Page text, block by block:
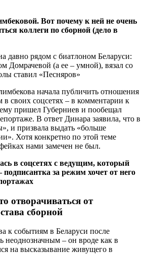
Вот почему к ней не очень
коллеги по сборной (дело в
начала публичить отношения
своих соцсетях – в комментарии к
пришел Губерниев и пообещал
В ответ Динара заявила, что в
и призвала выдать «больше
Хотя конкретно по этой теме
нами замечен не был.
в соцсетях с ведущим, который
за режим хочет от него
отворачиваться от
сборной
к событиям в Беларуси после
неоднозначным – он вроде как в
на высказывание живущего в